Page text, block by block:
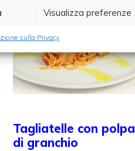
Visualizza preferenze
sulla Privacy
Tagliatelle con polpa
di granchio